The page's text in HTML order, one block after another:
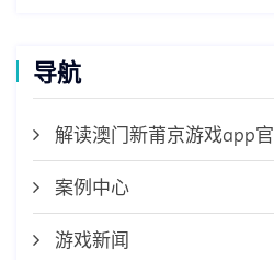
导航
解读澳门新莆京游戏app
案例中心
游戏新闻